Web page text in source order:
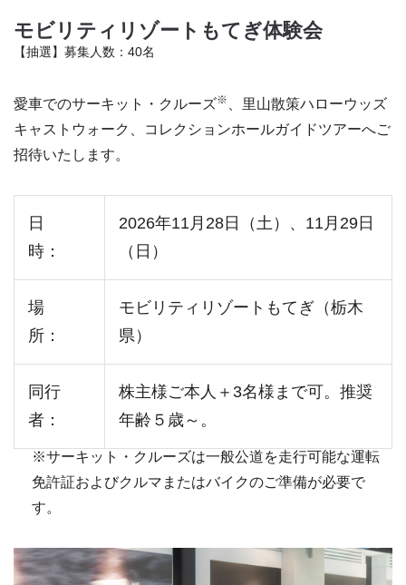
モビリティリゾートもてぎ体験会
【抽選】募集人数：40名
愛車でのサーキット・クルーズ※
、里山散策ハローウッズ
キャストウォーク、コレクションホールガイドツアーへご
招待いたします。
日
時：
2026年11月28日（土）、11月29日
（日）
場
所：
モビリティリゾートもてぎ（栃木
県）
同行
者：
株主様ご本人＋3名様まで可。推奨
年齢５歳～。
※サーキット・クルーズは一般公道を走行可能な運転
免許証およびクルマまたはバイクのご準備が必要で
す。